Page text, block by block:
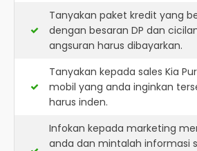
Tanyakan paket kredit yang
dengan besaran DP dan
angsuran harus dibayarkan.
Tanyakan kepada sales Kia
mobil yang anda inginkan
harus inden.
Infokan kepada marketing
anda dan mintalah informasi